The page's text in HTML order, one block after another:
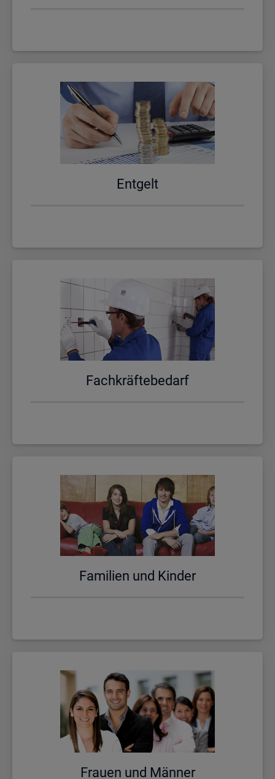
Ent­gelt
Fach­kräf­te­be­darf
Fa­mi­li­en und Kin­der
Frau­en und Män­ner